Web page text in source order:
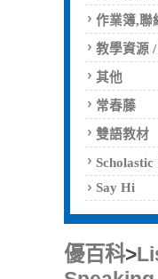
作業簿,聯
教學資源
其他
常春藤
雙語教材
Scholastic
Say Hi
優百科>